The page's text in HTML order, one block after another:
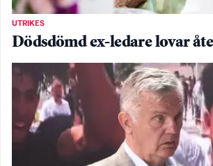
UTRIKES
Dödsdömd ex-ledare lovar